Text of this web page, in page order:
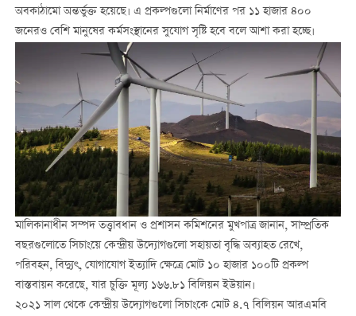
অবকাঠামো অন্তর্ভুক্ত হয়েছে। এ প্রকল্পগুলো নির্মাণের পর ১১ হাজার ৪০০
জনেরও বেশি মানুষের কর্মসংস্থানের সুযোগ সৃষ্টি হবে বলে আশা করা হচ্ছে।
মালিকানাধীন সম্পদ তত্ত্বাবধান ও প্রশাসন কমিশনের মুখপাত্র জানান, সাম্প্রতিক
বছরগুলোতে সিচাংয়ে কেন্দ্রীয় উদ্যোগগুলো সহায়তা বৃদ্ধি অব্যাহত রেখে,
পরিবহন, বিদ্যুৎ, যোগাযোগ ইত্যাদি ক্ষেত্রে মোট ১০ হাজার ১০০টি প্রকল্প
বাস্তবায়ন করেছে, যার চুক্তি মূল্য ১৬৬.৮১ বিলিয়ন ইউয়ান।
২০২১ সাল থেকে কেন্দ্রীয় উদ্যোগগুলো সিচাংকে মোট ৪.৭ বিলিয়ন আরএমবি